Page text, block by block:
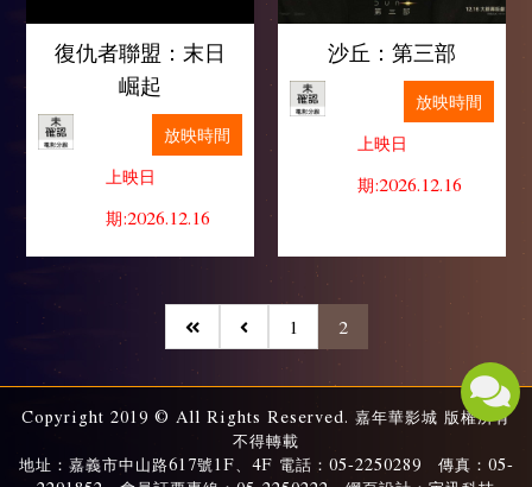
復仇者聯盟：末日
崛起
放映時間
上映日
期:2026.12.16
沙丘：第三部
放映時間
上映日
期:2026.12.16
1 2
Copyright 2019 © All Rights Reserved. 嘉年華影城 版權所有
不得轉載
地址：嘉義市中山路617號1F、4F 電話：05-2250289 傳真：05-